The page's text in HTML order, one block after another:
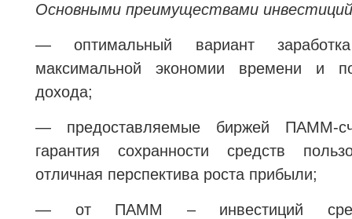
Основными преимуществами
— оптимальный вариант
максимальной экономии времени и
дохода;
— предоставляемые биржей ПАММ-
гарантия сохранности средств
отличная перспектива роста прибыли;
— от ПАММ – инвестиций